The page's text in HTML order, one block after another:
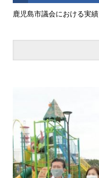
鹿児島市議会における実績